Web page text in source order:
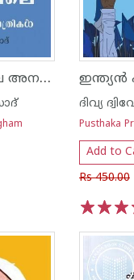
ഡിജിറ്റൽ നിലാവിലെ അനലോഗ് രാത്രികൾ
Pusthaka
Add to
Rs 450.00